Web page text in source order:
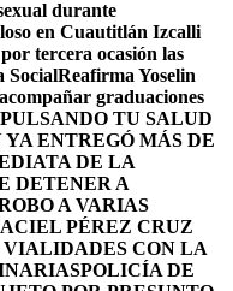
durante
en Cuautitlán Izcalli
tercera ocasión las
SocialReafirma Yoselin
graduaciones
TU SALUD
ENTREGÓ MÁS DE
DE LA
DETENER A
A VARIAS
PÉREZ CRUZ
CON LA
POLICÍA DE